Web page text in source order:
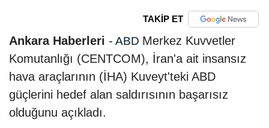
TAKİP ET
Ankara Haberleri - ABD Merkez Kuvvetler
Komutanlığı (CENTCOM), İran'a ait insansız
hava araçlarının (İHA) Kuveyt'teki ABD
güçlerini hedef alan saldırısının başarısız
olduğunu açıkladı.